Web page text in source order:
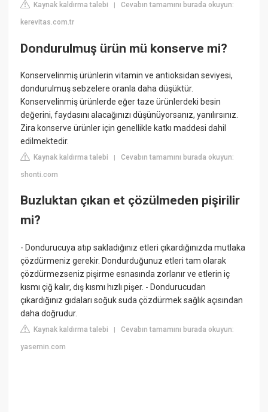
Kaynak kaldırma talebi |Cevabın tamamını burada okuyun:
kerevitas.com.tr
Dondurulmuş ürün mü konserve mi?
Konservelinmiş ürünlerin vitamin ve antioksidan seviyesi,
dondurulmuş sebzelere oranla daha düşüktür.
Konservelinmiş ürünlerde eğer taze ürünlerdeki besin
değerini, faydasını alacağınızı düşünüyorsanız, yanılırsınız.
Zira konserve ürünler için genellikle katkı maddesi dahil
edilmektedir.
Kaynak kaldırma talebi |Cevabın tamamını burada okuyun:
shonti.com
Buzluktan çıkan et çözülmeden pişirilir
mi?
- Dondurucuya atıp sakladığınız etleri çıkardığınızda mutlaka
çözdürmeniz gerekir. Dondurduğunuz etleri tam olarak
çözdürmezseniz pişirme esnasında zorlanır ve etlerin iç
kısmı çiğ kalır, dış kısmı hızlı pişer. - Dondurucudan
çıkardığınız gıdaları soğuk suda çözdürmek sağlık açısından
daha doğrudur.
Kaynak kaldırma talebi |Cevabın tamamını burada okuyun:
yasemin.com